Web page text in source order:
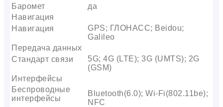
Баромет
да
Навигация
Навигация
GPS; ГЛОНАСС; Beidou;
Galileo
Передача данных
Стандарт связи
5G; 4G (LTE); 3G (UMTS); 2G
(GSM)
Интерфейсы
Беспроводные
интерфейсы
Bluetooth(6.0); Wi-Fi(802.11be);
NFC